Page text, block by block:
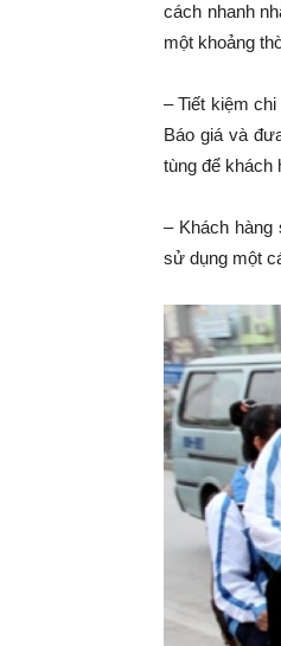
cách nhanh
một khoảng
– Tiết kiệm
Báo giá và
tùng để khách
– Khách
sử dụng một